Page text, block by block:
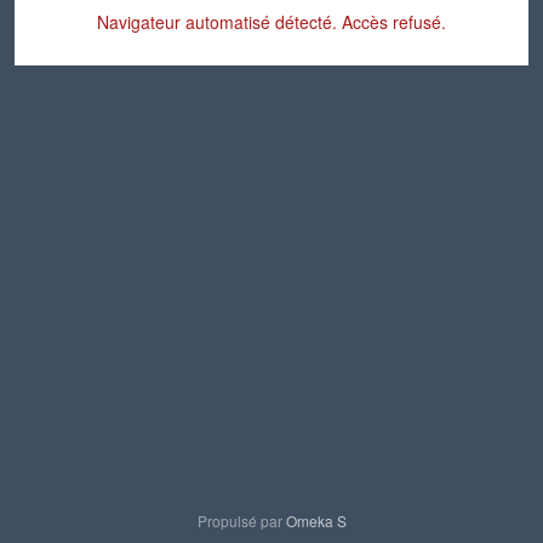
Navigateur automatisé détecté. Accès refusé.
Propulsé parOmeka S